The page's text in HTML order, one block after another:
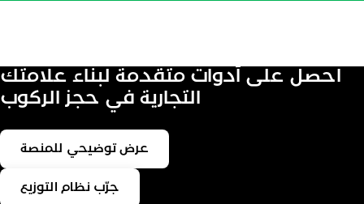
احصل على أدوات متقدمة لبناء علامتك
التجارية في حجز الركوب
عرض توضيحي للمنصة
جرّب نظام التوزيع